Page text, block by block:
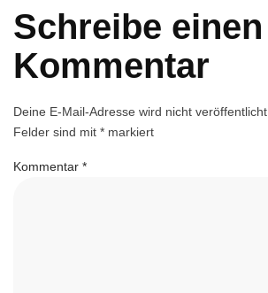
Schreibe einen
Kommentar
Deine E-Mail-Adresse wird nicht veröffentlicht.
Felder sind mit * markiert
Kommentar *